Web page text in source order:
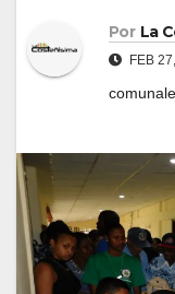
Por La
FEB